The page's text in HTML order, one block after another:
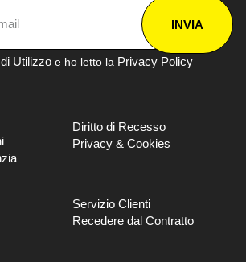
INVIA
Utilizzo e ho letto la Privacy Policy
Diritto di Recesso
Privacy & Cookies
Servizio Clienti
Recedere dal Contratto